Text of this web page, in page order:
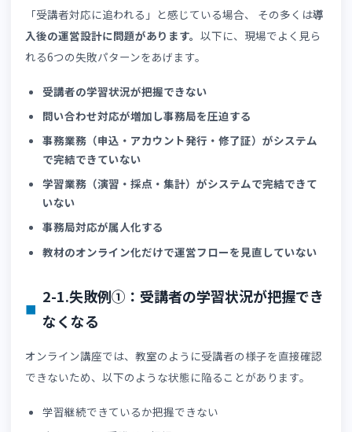
SaaS型eラーニングを導入しても、「運営が楽にならない
「受講者対応に追われる」と感じている場合、 その多くは
入後の運営設計に問題があります。以下に、現場でよく見
れる6つの失敗パターンをあげます。
受講者の学習状況が把握できない